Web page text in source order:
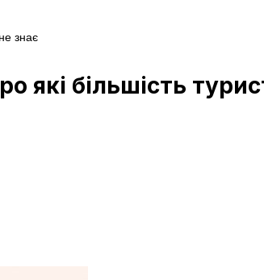
знає
які більшість